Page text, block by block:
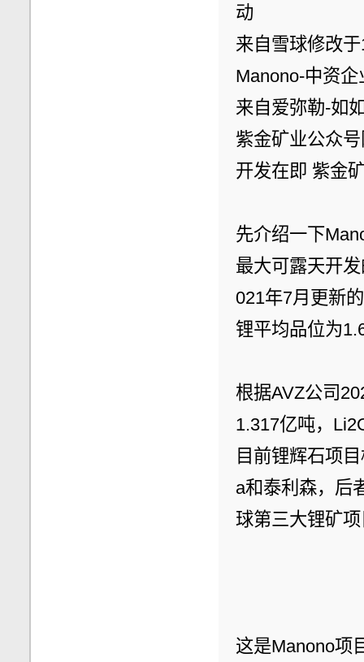
动
来自雪球修改
Manono-中资
来自爱弥勒-如
紫金矿业公众
开发在即 紫金
先介绍一下
最大可露天开
021年7月更新
锂平均品位为
根据AVZ公司
1.317亿吨，
目前锂辉石项
a和泰利森，后
球第三大锂矿
这是Manono项